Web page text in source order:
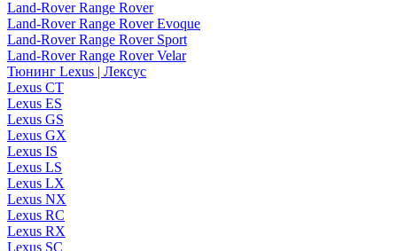
Land-Rover Range Rover
Land-Rover Range Rover Evoque
Land-Rover Range Rover Sport
Land-Rover Range Rover Velar
Тюнинг Lexus | Лексус
Lexus CT
Lexus ES
Lexus GS
Lexus GX
Lexus IS
Lexus LS
Lexus LX
Lexus NX
Lexus RC
Lexus RX
Lexus SC